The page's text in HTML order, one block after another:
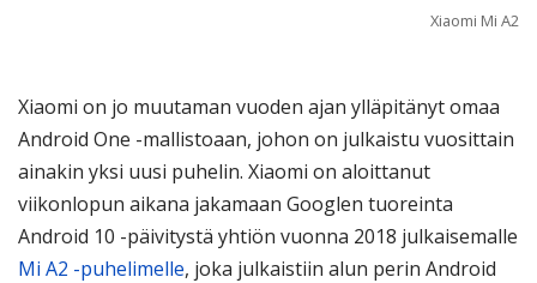
Xiaomi Mi A2
Xiaomi on jo muutaman vuoden ajan ylläpitänyt omaa
Android One -mallistoaan, johon on julkaistu vuosittain
ainakin yksi uusi puhelin. Xiaomi on aloittanut
viikonlopun aikana jakamaan Googlen tuoreinta
Android 10 -päivitystä yhtiön vuonna 2018 julkaisemalle
Mi A2 -puhelimelle, joka julkaistiin alun perin Android